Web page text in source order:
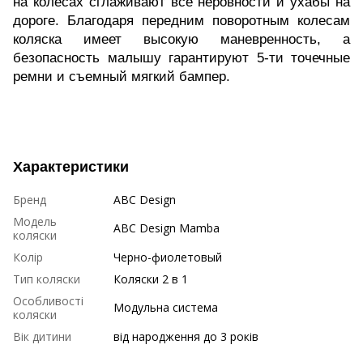
дороге. Благодаря передним поворотным колесам
коляска имеет высокую маневренность, а
безопасность малышу гарантируют 5-ти точечные
ремни и съемный мягкий бампер.
Характеристики
Бренд
ABC Design
Модель
коляски
ABC Design Mamba
Колір
Черно-фиолетовый
Тип коляски
Коляски 2 в 1
Особливості
коляски
Модульна система
Вік дитини
від народження до 3 років